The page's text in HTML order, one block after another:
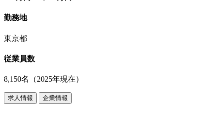
勤務地
東京都
従業員数
8,150名（2025年現在）
求人情報 企業情報